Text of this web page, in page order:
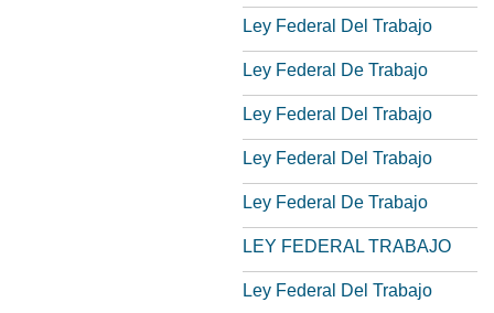
Ley Federal Del Trabajo
Ley Federal De Trabajo
Ley Federal Del Trabajo
Ley Federal Del Trabajo
Ley Federal De Trabajo
LEY FEDERAL TRABAJO
Ley Federal Del Trabajo